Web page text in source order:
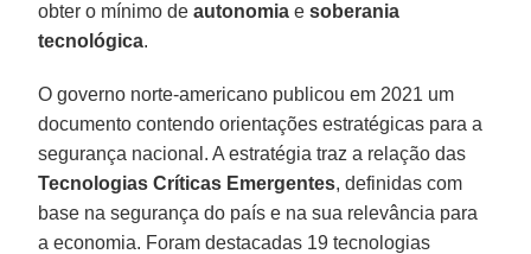
obter o mínimo deautonomia esoberania
tecnológica.
O governo norte-americano publicou em 2021 um
documento contendo orientações estratégicas para a
segurança nacional. A estratégia traz a relação das
Tecnologias Críticas Emergentes, definidas com
base na segurança do país e na sua relevância para
a economia. Foram destacadas 19 tecnologias